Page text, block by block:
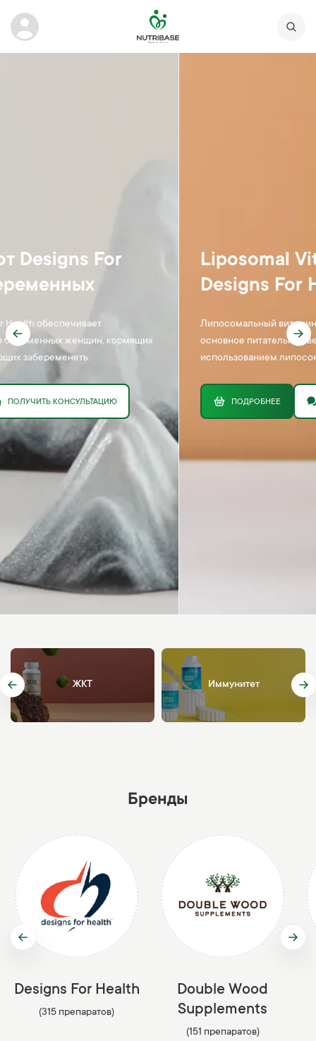
Liposomal Vitamin C от
Designs For Health
Липосомальный витамин С обеспечивает это ключевое
основное питательное вещество, разработанное с
использованием липосомальной технологии.
ПОДРОБНЕЕ ПОЛУЧИТЬ КОНСУЛЬТАЦИЮ
ЖКТ Иммунитет
Бренды
Designs For Health
(315 препаратов)
Double Wood
Supplements
(151 препаратов)